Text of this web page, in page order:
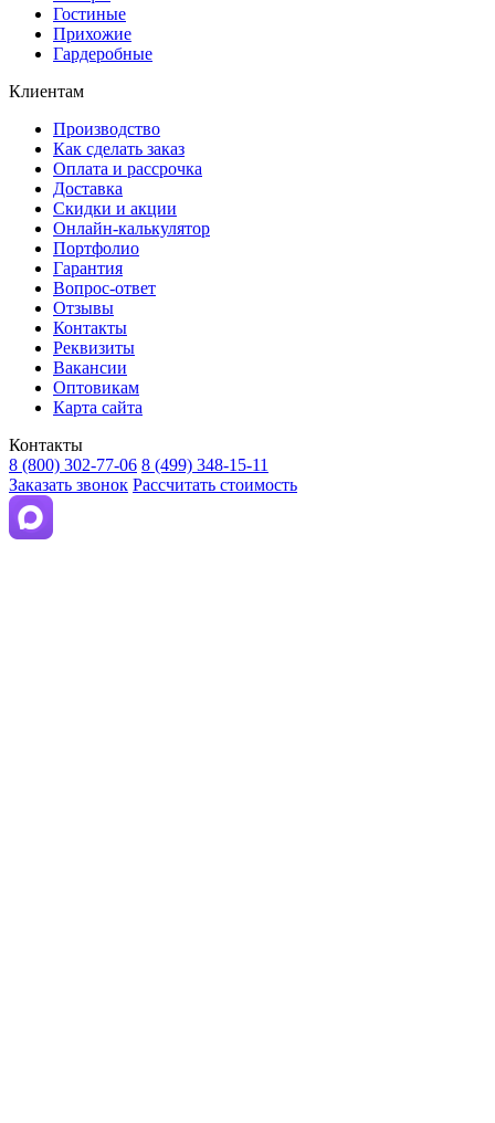
Гостиные
Прихожие
Гардеробные
Клиентам
Производство
Как сделать заказ
Оплата и рассрочка
Доставка
Скидки и акции
Онлайн-калькулятор
Портфолио
Гарантия
Вопрос-ответ
Отзывы
Контакты
Реквизиты
Вакансии
Оптовикам
Карта сайта
Контакты
8 (800) 302-77-06 8 (499) 348-15-11
Заказать звонок Рассчитать стоимость